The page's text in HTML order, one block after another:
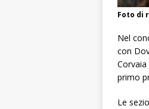
Foto di
Nel
con
primo
Le